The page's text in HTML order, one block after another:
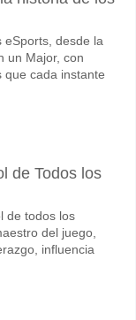
probabilidad de
Sport Recife v
de 53%.
para Sport
Correcto de 2-1
eSports, desde la
un Major, con
que cada instante
de Todos los
de todos los
del juego,
influencia